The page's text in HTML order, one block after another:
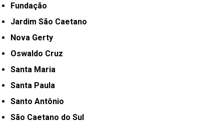
Fundação
Jardim São Caetano
Nova Gerty
Oswaldo Cruz
Santa Maria
Santa Paula
Santo Antônio
São Caetano do Sul